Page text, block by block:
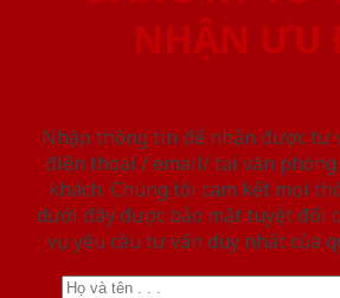
NHẬN ƯU
Nhập thông tin để nhận được tư
điện thoại / email/ tại văn phòng
khách. Chúng tôi cam kết mọi
dưới đây được bảo mật tuyệt đối
vụ yêu cầu tư vấn duy nhất của